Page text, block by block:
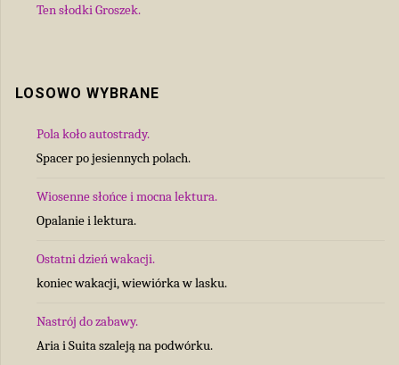
Ten słodki Groszek.
LOSOWO WYBRANE
Pola koło autostrady.
Spacer po jesiennych polach.
Wiosenne słońce i mocna lektura.
Opalanie i lektura.
Ostatni dzień wakacji.
koniec wakacji, wiewiórka w lasku.
Nastrój do zabawy.
Aria i Suita szaleją na podwórku.